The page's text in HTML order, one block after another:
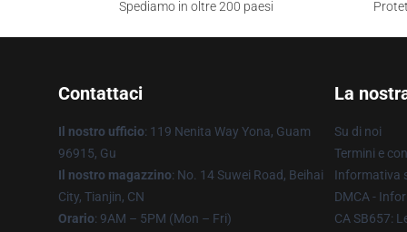
Spediamo in oltre 200 paesi
Contattaci
Il nostro ufficio: 119 Nenita Way Yona, Guam
96915, Gu
Il nostro magazzino: No. 14 Suwei Road, Beihai
City, Tianjin, CN
Orario: 9AM – 5PM (Mon – Fri)
La
Su di noi
Termini e
Informativa
DMCA -
CA SB657: